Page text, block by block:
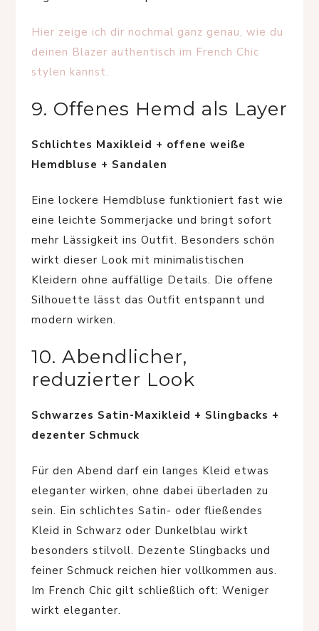
Hier zeige ich dir nochmal ganz genau, wie du
deinen Blazer authentisch im French Chic
stylen kannst.
9. Offenes Hemd als Layer
Schlichtes Maxikleid + offene weiße
Hemdbluse + Sandalen
Eine lockere Hemdbluse funktioniert fast wie
eine leichte Sommerjacke und bringt sofort
mehr Lässigkeit ins Outfit. Besonders schön
wirkt dieser Look mit minimalistischen
Kleidern ohne auffällige Details. Die offene
Silhouette lässt das Outfit entspannt und
modern wirken.
10. Abendlicher,
reduzierter Look
Schwarzes Satin-Maxikleid + Slingbacks +
dezenter Schmuck
Für den Abend darf ein langes Kleid etwas
eleganter wirken, ohne dabei überladen zu
sein. Ein schlichtes Satin- oder fließendes
Kleid in Schwarz oder Dunkelblau wirkt
besonders stilvoll. Dezente Slingbacks und
feiner Schmuck reichen hier vollkommen aus.
Im French Chic gilt schließlich oft: Weniger
wirkt eleganter.